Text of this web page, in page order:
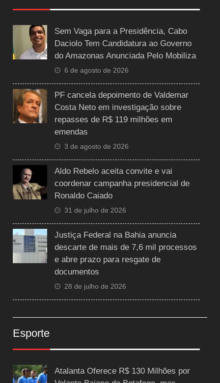
Sem Vaga para a Presidência, Cabo
Daciolo Tem Candidatura ao Governo
do Amazonas Anunciada Pelo Mobiliza
6 de agosto de 2026
PF cancela depoimento de Valdemar
Costa Neto em investigação sobre
repasses de R$ 119 milhões em
emendas
3 de agosto de 2026
Aldo Rebelo aceita convite e vai
coordenar campanha presidencial de
Ronaldo Caiado
31 de julho de 2026
Justiça Federal na Bahia anuncia
descarte de mais de 7,6 mil processos
e abre prazo para resgate de
documentos
28 de julho de 2026
Esporte
Atalanta Oferece R$ 130 Milhões por